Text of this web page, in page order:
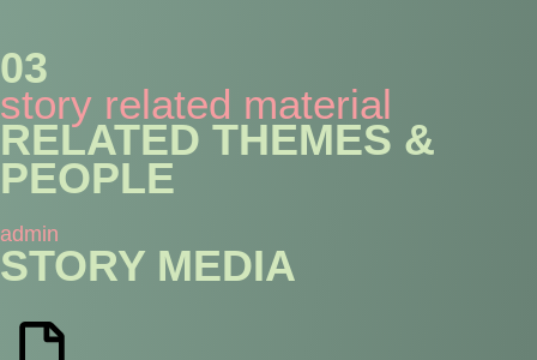
03
story related material
RELATED THEMES &
PEOPLE
admin
STORY MEDIA